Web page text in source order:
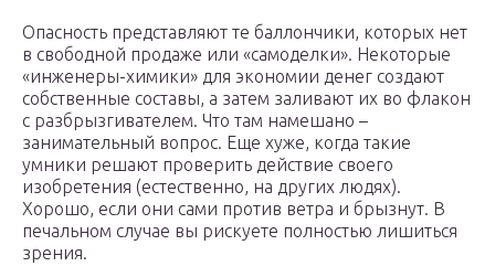
Опасность представляют те баллончики, которых нет
в свободной продаже или «самоделки». Некоторые
«инженеры-химики» для экономии денег создают
собственные составы, а затем заливают их во флакон
с разбрызгивателем. Что там намешано –
занимательный вопрос. Еще хуже, когда такие
умники решают проверить действие своего
изобретения (естественно, на других людях).
Хорошо, если они сами против ветра и брызнут. В
печальном случае вы рискуете полностью лишиться
зрения.